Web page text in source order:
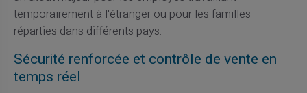
temporairement à l'étranger ou pour les familles
réparties dans différents pays.
Sécurité renforcée et contrôle de vente en
temps réel